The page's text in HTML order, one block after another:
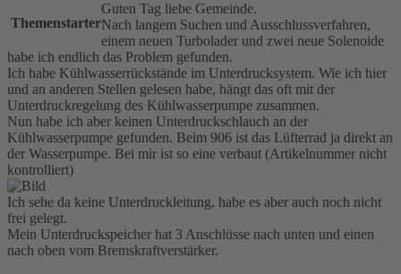
Themenstarter
Guten Tag liebe Gemeinde.
Nach langem Suchen und Ausschlussverfahren,
einem neuen Turbolader und zwei neue Solenoide
habe ich endlich das Problem gefunden.
Ich habe Kühlwasserrückstände im Unterdrucksystem. Wie ich hier
und an anderen Stellen gelesen habe, hängt das oft mit der
Unterdruckregelung des Kühlwasserpumpe zusammen.
Nun habe ich aber keinen Unterdruckschlauch an der
Kühlwasserpumpe gefunden. Beim 906 ist das Lüfterrad ja direkt an
der Wasserpumpe. Bei mir ist so eine verbaut (Artikelnummer nicht
kontrolliert)
Ich sehe da keine Unterdruckleitung, habe es aber auch noch nicht
frei gelegt.
Mein Unterdruckspeicher hat 3 Anschlüsse nach unten und einen
nach oben vom Bremskraftverstärker.